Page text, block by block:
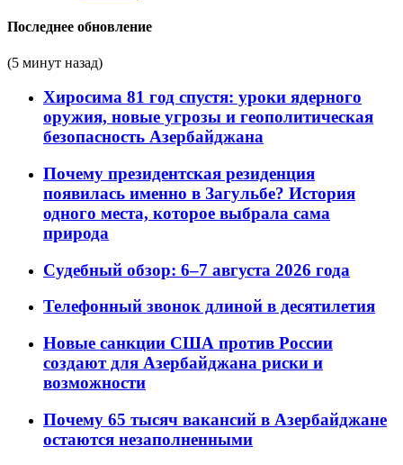
Последнее обновление
(5 минут назад)
Хиросима 81 год спустя: уроки ядерного
оружия, новые угрозы и геополитическая
безопасность Азербайджана
Почему президентская резиденция
появилась именно в Загульбе? История
одного места, которое выбрала сама
природа
Судебный обзор: 6–7 августа 2026 года
Телефонный звонок длиной в десятилетия
Новые санкции США против России
создают для Азербайджана риски и
возможности
Почему 65 тысяч вакансий в Азербайджане
остаются незаполненными